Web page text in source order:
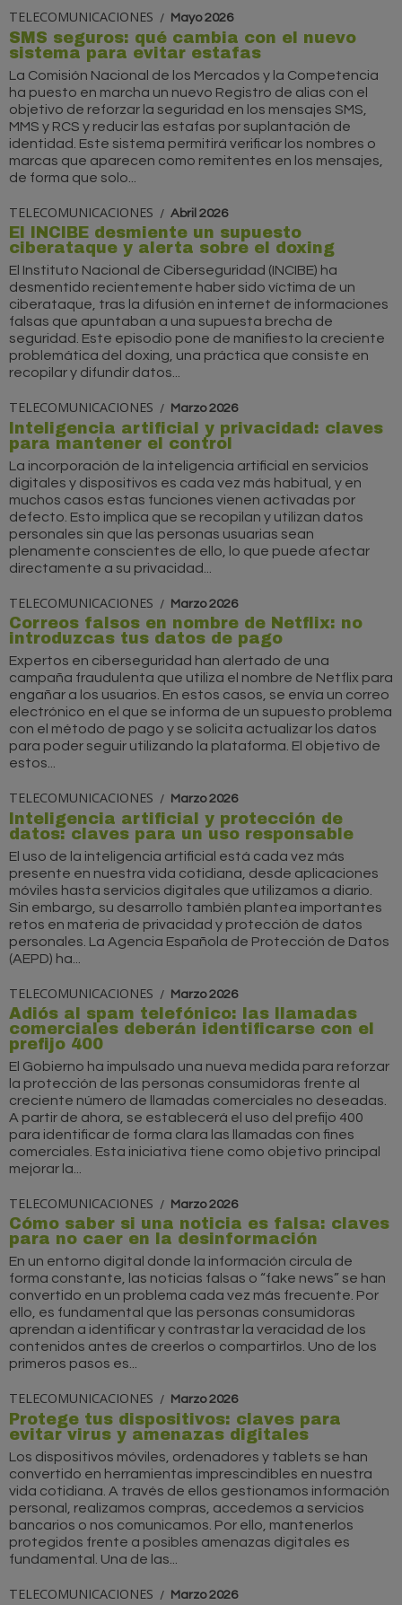
TELECOMUNICACIONES Mayo 2026
SMS seguros: qué cambia con el nuevo
sistema para evitar estafas
La Comisión Nacional de los Mercados y la Competencia
ha puesto en marcha un nuevo Registro de alias con el
objetivo de reforzar la seguridad en los mensajes SMS,
MMS y RCS y reducir las estafas por suplantación de
identidad. Este sistema permitirá verificar los nombres o
marcas que aparecen como remitentes en los mensajes,
de forma que solo...
TELECOMUNICACIONES Abril 2026
El INCIBE desmiente un supuesto
ciberataque y alerta sobre el doxing
El Instituto Nacional de Ciberseguridad (INCIBE) ha
desmentido recientemente haber sido víctima de un
ciberataque, tras la difusión en internet de informaciones
falsas que apuntaban a una supuesta brecha de
seguridad. Este episodio pone de manifiesto la creciente
problemática del doxing, una práctica que consiste en
recopilar y difundir datos...
TELECOMUNICACIONES Marzo 2026
Inteligencia artificial y privacidad: claves
para mantener el control
La incorporación de la inteligencia artificial en servicios
digitales y dispositivos es cada vez más habitual, y en
muchos casos estas funciones vienen activadas por
defecto. Esto implica que se recopilan y utilizan datos
personales sin que las personas usuarias sean
plenamente conscientes de ello, lo que puede afectar
directamente a su privacidad...
TELECOMUNICACIONES Marzo 2026
Correos falsos en nombre de Netflix: no
introduzcas tus datos de pago
Expertos en ciberseguridad han alertado de una
campaña fraudulenta que utiliza el nombre de Netflix para
engañar a los usuarios. En estos casos, se envía un correo
electrónico en el que se informa de un supuesto problema
con el método de pago y se solicita actualizar los datos
para poder seguir utilizando la plataforma. El objetivo de
estos...
TELECOMUNICACIONES Marzo 2026
Inteligencia artificial y protección de
datos: claves para un uso responsable
El uso de la inteligencia artificial está cada vez más
presente en nuestra vida cotidiana, desde aplicaciones
móviles hasta servicios digitales que utilizamos a diario.
Sin embargo, su desarrollo también plantea importantes
retos en materia de privacidad y protección de datos
personales. La Agencia Española de Protección de Datos
(AEPD) ha...
TELECOMUNICACIONES Marzo 2026
Adiós al spam telefónico: las llamadas
comerciales deberán identificarse con el
prefijo 400
El Gobierno ha impulsado una nueva medida para reforzar
la protección de las personas consumidoras frente al
creciente número de llamadas comerciales no deseadas.
A partir de ahora, se establecerá el uso del prefijo 400
para identificar de forma clara las llamadas con fines
comerciales. Esta iniciativa tiene como objetivo principal
mejorar la...
TELECOMUNICACIONES Marzo 2026
Cómo saber si una noticia es falsa: claves
para no caer en la desinformación
En un entorno digital donde la información circula de
forma constante, las noticias falsas o “fake news” se han
convertido en un problema cada vez más frecuente. Por
ello, es fundamental que las personas consumidoras
aprendan a identificar y contrastar la veracidad de los
contenidos antes de creerlos o compartirlos. Uno de los
primeros pasos es...
TELECOMUNICACIONES Marzo 2026
Protege tus dispositivos: claves para
evitar virus y amenazas digitales
Los dispositivos móviles, ordenadores y tablets se han
convertido en herramientas imprescindibles en nuestra
vida cotidiana. A través de ellos gestionamos información
personal, realizamos compras, accedemos a servicios
bancarios o nos comunicamos. Por ello, mantenerlos
protegidos frente a posibles amenazas digitales es
fundamental. Una de las...
TELECOMUNICACIONES Marzo 2026